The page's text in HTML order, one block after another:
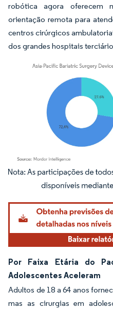
robótica agora oferecem
orientação remota para
centros cirúrgicos
dos grandes hospitais
Imagem © Mordor Intelligence. O
Por Faixa Etária do
Adolescentes Aceleram
Adultos de 18 a 64 anos
mas as cirurgias em